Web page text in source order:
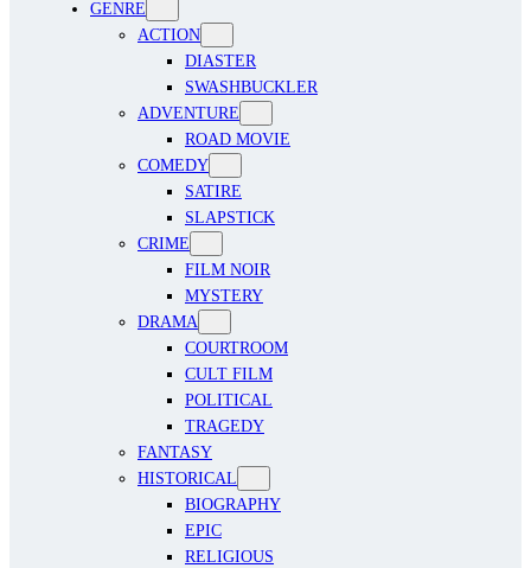
GENRE
ACTION
DIASTER
SWASHBUCKLER
ADVENTURE
ROAD MOVIE
COMEDY
SATIRE
SLAPSTICK
CRIME
FILM NOIR
MYSTERY
DRAMA
COURTROOM
CULT FILM
POLITICAL
TRAGEDY
FANTASY
HISTORICAL
BIOGRAPHY
EPIC
RELIGIOUS